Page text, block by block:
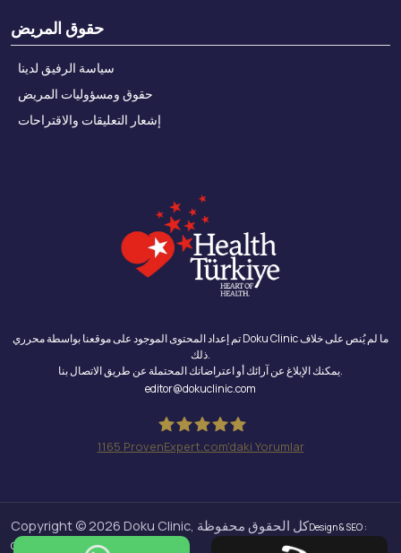
حقوق المريض
سياسة الرفيق لدينا
حقوق ومسؤوليات المريض
إشعار التعليقات والاقتراحات
تم إعداد المحتوى الموجود على موقعنا بواسطة محرري Doku Clinic ما لم يُنص على خلاف
ذلك.
يمكنك الإبلاغ عن آرائك أو اعتراضاتك المحتملة عن طريق الاتصال بنا.
editor@dokuclinic.com
1165 ProvenExpert.com'daki Yorumlar
Copyright © 2026 Doku Clinic, كل الحقوق محفوظةDesign & SEO :
Crabs Media